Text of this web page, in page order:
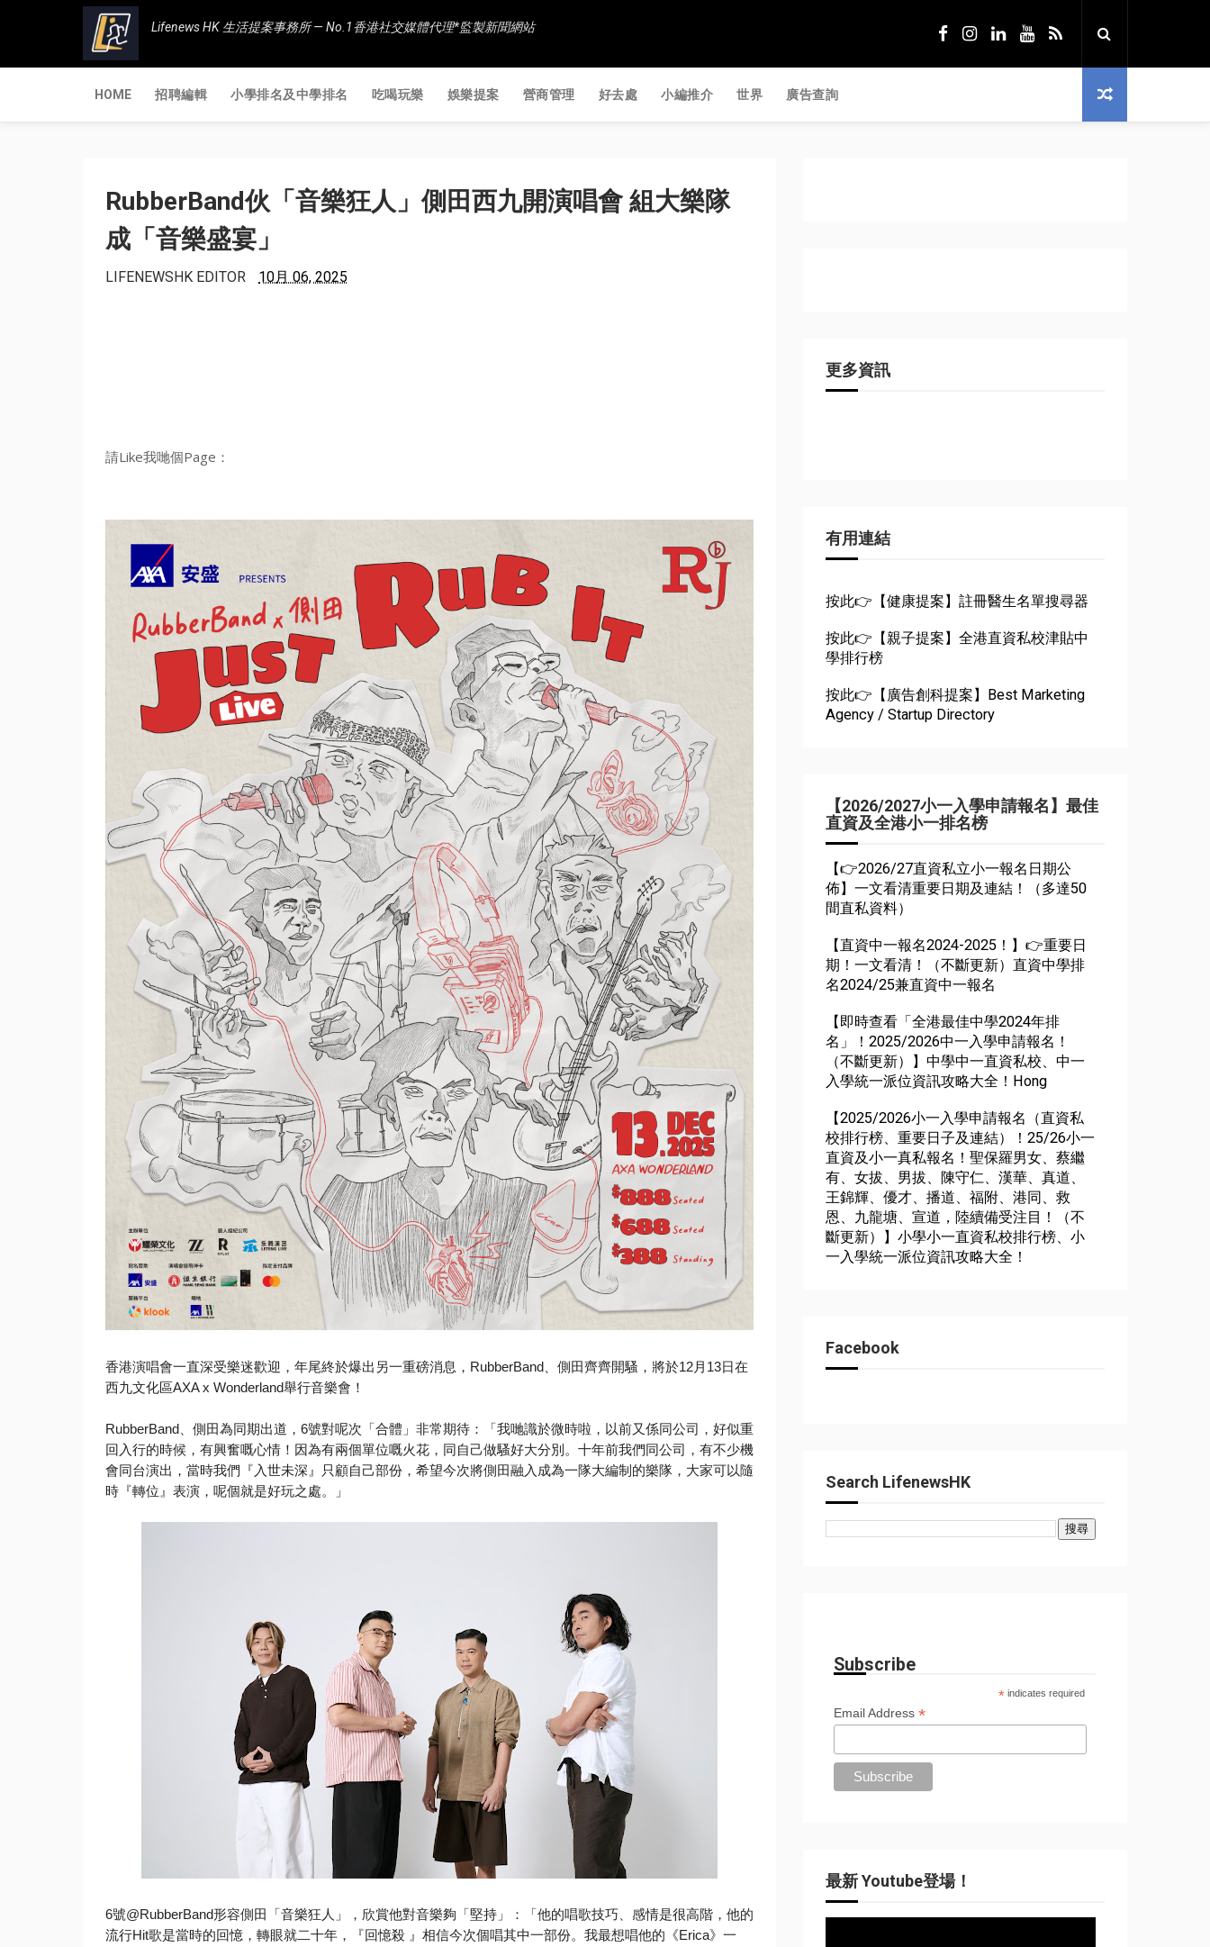
Lifenews HK 生活提案事務所 — No.1香港社交媒體代理*監製新聞網站
HOME 招聘編輯 小學排名及中學排名 吃喝玩樂 娛樂提案 營商管理 好去處 小編推介 世界 廣告查詢
RubberBand伙「音樂狂人」側田西九開演唱會 組大樂隊
成「音樂盛宴」
LIFENEWSHK EDITOR 10月 06, 2025
請Like我哋個Page：
香港演唱會一直深受樂迷歡迎，年尾終於爆出另一重磅消息， RubberBand、側田齊齊開騷， 將於12月13日在
西九文化區AXA x Wonderland舉行音樂會！
RubberBand、側田為同期出道，6號對呢次「合體」 非常期待：「我哋識於微時啦，以前又係同公司， 好似重
回入行的時候，有興奮嘅心情！因為有兩個單位嘅火花， 同自己做騷好大分別。十年前我們同公司，有不少機
會同台演出， 當時我們『入世未深』只顧自己部份， 希望今次將側田融入成為一隊大編制的樂隊，大家可以隨
時『轉位』 表演，呢個就是好玩之處。」
6號@RubberBand形容側田「音樂狂人」， 欣賞他對音樂夠「堅持」：「他的唱歌技巧、感情是很高階， 他的
流行Hit歌是當時的回憶，轉眼就二十年，『回憶殺 』相信今次個唱其中一部份。我最想唱他的《Erica》一
更多資訊
有用連結
按此👉【健康提案】註冊醫生名單搜尋器
按此👉【親子提案】全港直資私校津貼中
學排行榜
按此👉【廣告創科提案】Best Marketing
Agency / Startup Directory
【2026/2027小一入學申請報名】最佳
直資及全港小一排名榜
【👉2026/27直資私立小一報名日期公
佈】一文看清重要日期及連結！（多達50
間直私資料）
【直資中一報名2024-2025！】👉重要日
期！一文看清！（不斷更新）直資中學排
名2024/25兼直資中一報名
【即時查看「全港最佳中學2024年排
名」！2025/2026中一入學申請報名！
（不斷更新）】中學中一直資私校、中一
入學統一派位資訊攻略大全！Hong
【2025/2026小一入學申請報名（直資私
校排行榜、重要日子及連結）！25/26小一
直資及小一真私報名！聖保羅男女、蔡繼
有、女拔、男拔、陳守仁、漢華、真道、
王錦輝、優才、播道、福附、港同、救
恩、九龍塘、宣道，陸續備受注目！（不
斷更新）】小學小一直資私校排行榜、小
一入學統一派位資訊攻略大全！
Facebook
Search LifenewsHK
Subscribe
* indicates required
Email Address *
最新 Youtube登場！